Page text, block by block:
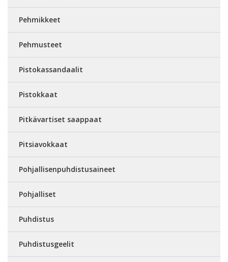
Pehmikkeet
Pehmusteet
Pistokassandaalit
Pistokkaat
Pitkävartiset saappaat
Pitsiavokkaat
Pohjallisenpuhdistusaineet
Pohjalliset
Puhdistus
Puhdistusgeelit